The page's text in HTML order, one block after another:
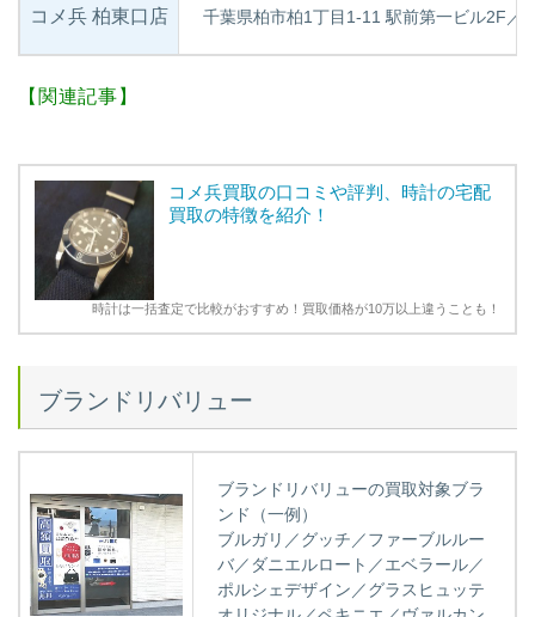
コメ兵 柏東口店 千葉県柏市柏1丁目1-11 駅前第一ビル2F／
【関連記事】
コメ兵買取の口コミや評判、時計の宅配
買取の特徴を紹介！
時計は一括査定で比較がおすすめ！買取価格が10万以上違うことも！
ブランドリバリュー
ブランドリバリューの買取対象ブラ
ンド（一例）
ブルガリ／グッチ／ファーブルルー
バ／ダニエルロート／エベラール／
ポルシェデザイン／グラスヒュッテ